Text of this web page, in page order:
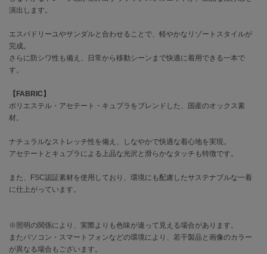
DANSKIN
エイミー イストワール
emmi yoga
エミヨガ
演出します。
エスパドリーユやサンダルと合わせることで、軽やかなリゾートスタイルが
完成。
さらに防シワ性も備え、日常から移動シーンまで快適に着用できる一本で
す。
【FABRIC】
ポリエステル・アセテート・キュプラをブレンドした、国産のオックス素
材。
ナチュラルなストレッチ性を備え、しなやかで快適な着心地を実現。
アセテートとキュプラによる上品な光沢と滑らかなタッチも特徴です。
また、FSC認証素材を使用しており、環境にも配慮したサステナブルな一着
に仕上がっています。
※照明の関係により、実際よりも色味が違って見える場合があります。
またパソコン・スマートフォンなどの環境により、若干製品と画像のカラー
が異なる場合もございます。